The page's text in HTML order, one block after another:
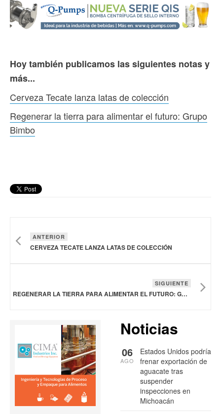
Hoy también publicamos las siguientes notas y
más...
Cerveza Tecate lanza latas de colección
Regenerar la tierra para alimentar el futuro: Grupo
Bimbo
ANTERIOR
CERVEZA TECATE LANZA LATAS DE COLECCIÓN
SIGUIENTE
REGENERAR LA TIERRA PARA ALIMENTAR EL FUTURO: GRUPO BIMBO
Noticias
Estados Unidos podría
frenar exportación de
aguacate tras
suspender
inspecciones en
Michoacán
06
AGO